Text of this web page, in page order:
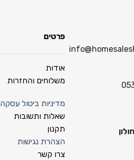
פרטים
אודות
משלוחים והחזרות
מדיניות ביטול עסקה
שאלות ותשובות
תקנון
הצהרת נגישות
צרו קשר